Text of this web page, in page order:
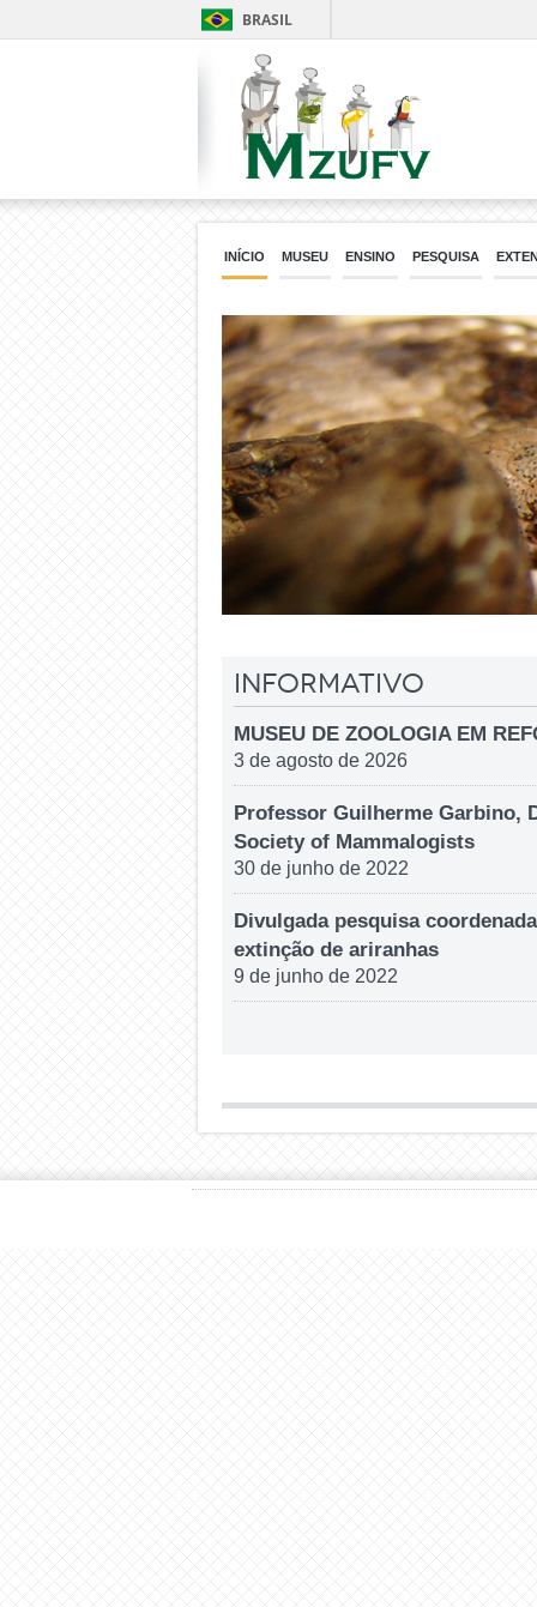
BRASIL
INÍCIO MUSEU ENSINO PESQUISA
Informativo
MUSEU DE ZOOLOGIA EM
3 de agosto de 2026
Professor Guilherme Garbino,
Society of Mammalogists
30 de junho de 2022
Divulgada pesquisa
extinção de ariranhas
9 de junho de 2022